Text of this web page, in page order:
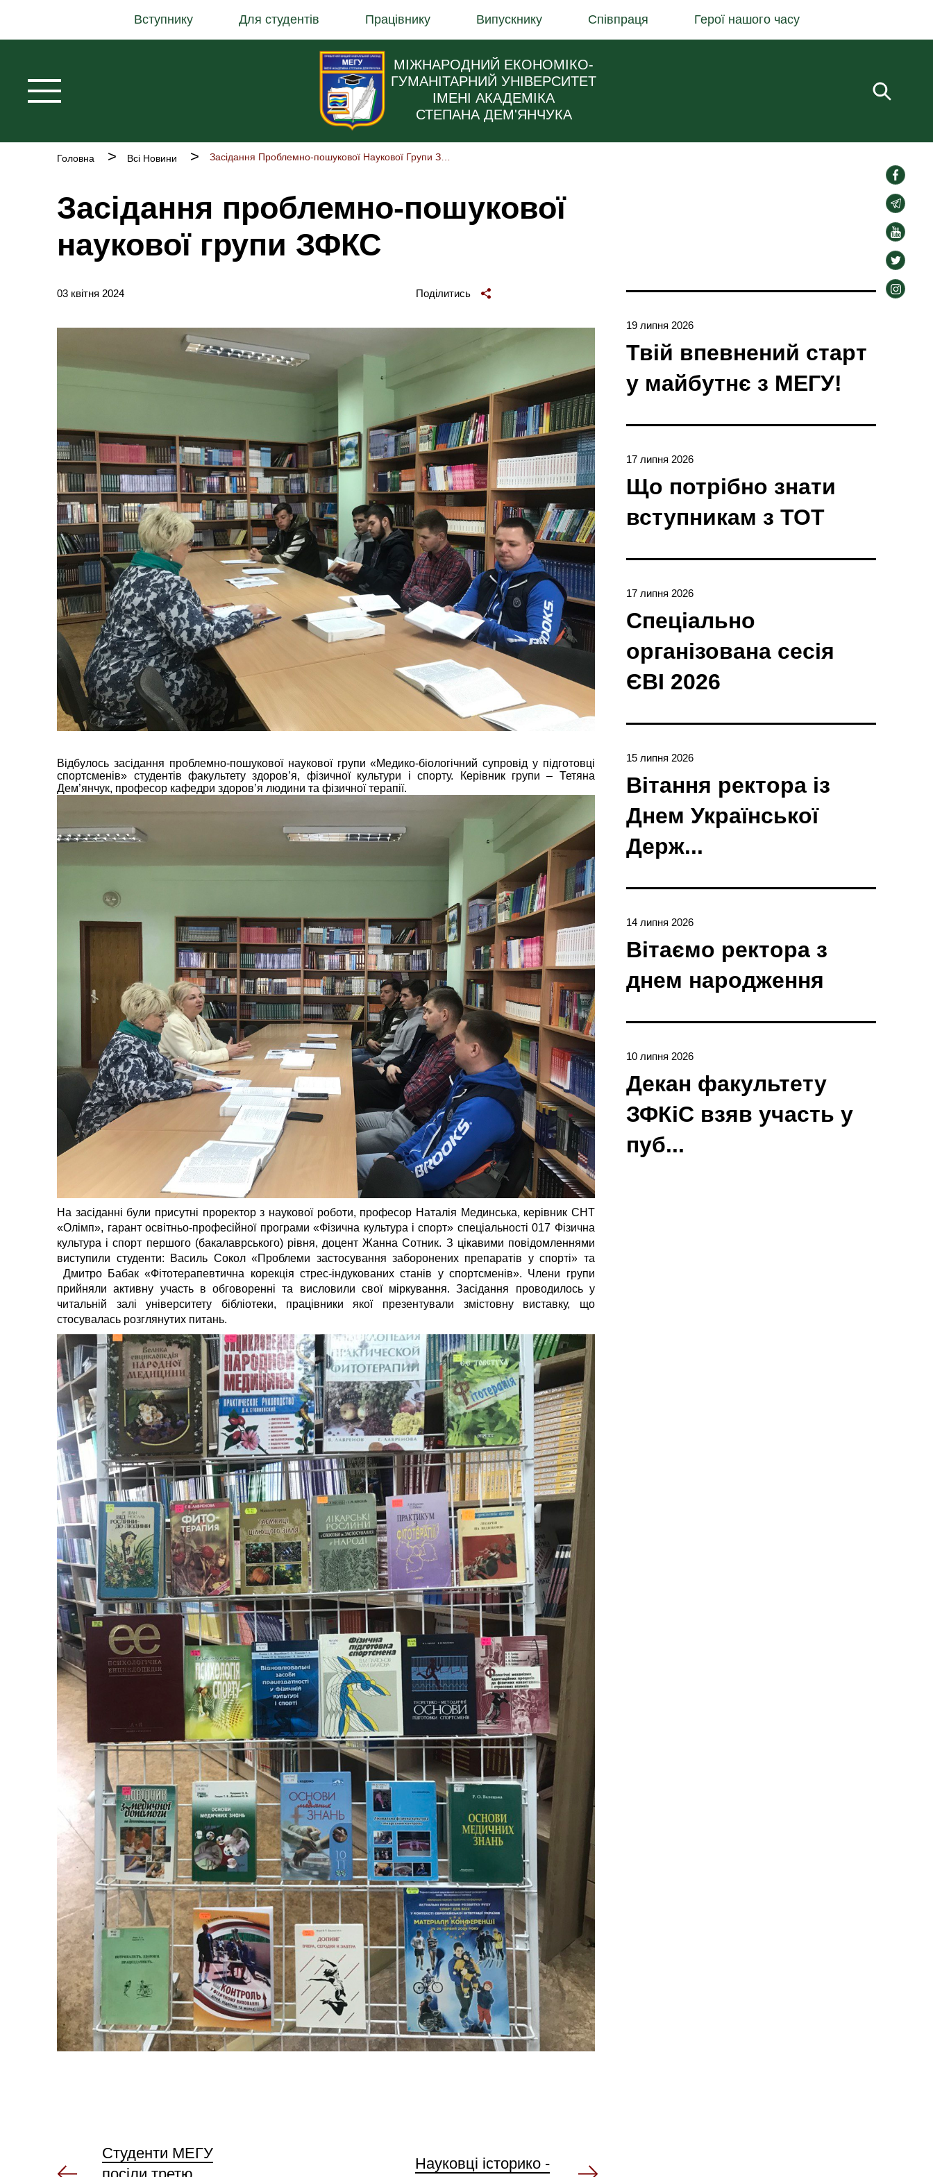
основного
Вступнику Для студентів Працівнику Випускнику Співпраця Герої нашого часу
МІЖНАРОДНИЙ ЕКОНОМІКО-
ГУМАНІТАРНИЙ УНІВЕРСИТЕТ
ІМЕНІ АКАДЕМІКА
СТЕПАНА ДЕМ'ЯНЧУКА
Рядок
Головна Всі Новини Засідання Проблемно-пошукової Наукової Групи ЗФКС
Засідання проблемно-пошукової
наукової групи ЗФКС
03 квітня 2024 Поділитись
Відбулось засідання проблемно-пошукової наукової групи «Медико-біологічний супровід у підготовці
спортсменів» студентів факультету здоров’я, фізичної культури і спорту. Керівник групи – Тетяна
Дем’янчук, професор кафедри здоров’я людини та фізичної терапії.
На засіданні були присутні проректор з наукової роботи, професор Наталія Мединська, керівник СНТ
«Олімп», гарант освітньо-професійної програми «Фізична культура і спорт» спеціальності 017 Фізична
культура і спорт першого (бакалаврського) рівня, доцент Жанна Сотник. З цікавими повідомленнями
виступили студенти: Василь Сокол «Проблеми застосування заборонених препаратів у спорті» та
Дмитро Бабак «Фітотерапевтична корекція стрес-індукованих станів у спортсменів». Члени групи
прийняли активну участь в обговоренні та висловили свої міркування. Засідання проводилось у
читальній залі університету бібліотеки, працівники якої презентували змістовну виставку, що
стосувалась розглянутих питань.
Студенти МЕГУ
Науковці історико -
social-
links
social-
links
social-
links
social-
links
social-
19 липня 2026
Твій впевнений старт
у майбутнє з МЕГУ!
17 липня 2026
Що потрібно знати
вступникам з ТОТ
17 липня 2026
Спеціально
організована сесія
ЄBI 2026
15 липня 2026
Вітання ректора із
Днем Української
Держ...
14 липня 2026
Вітаємо ректора з
днем народження
10 липня 2026
Декан факультету
ЗФКіС взяв участь у
пуб...